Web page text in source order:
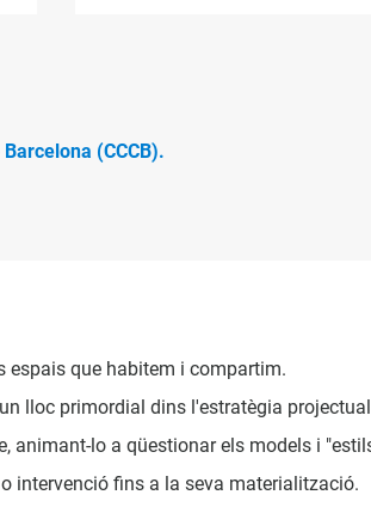
(CCCB).
espais que habitem i compartim.
lloc primordial dins l'estratègia
lo a qüestionar els models i
intervenció fins a la seva materialització.